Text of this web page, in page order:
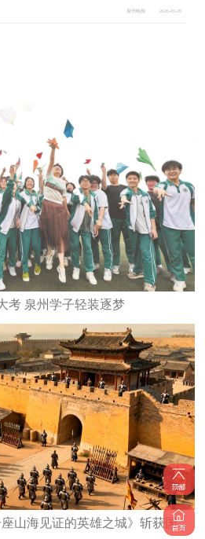
泉州晚报 2026-05-28
考 泉州学子轻装逐梦
泉州市纪录片《崇武：一座山海见证的英雄之城》斩获国家级大奖